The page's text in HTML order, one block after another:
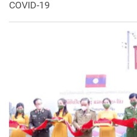
COVID-19